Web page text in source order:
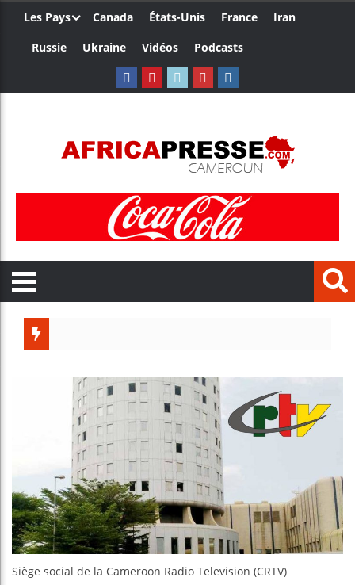
Les Pays Canada États-Unis France
Iran
Russie
Ukraine Vidéos Podcasts
Siège social de la Cameroon Radio Television (CRTV)